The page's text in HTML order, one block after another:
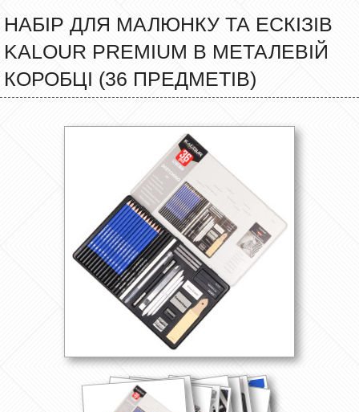
НАБІР ДЛЯ МАЛЮНКУ ТА ЕСКІЗІВ
KALOUR PREMIUM В МЕТАЛЕВІЙ
КОРОБЦІ (36 ПРЕДМЕТІВ)